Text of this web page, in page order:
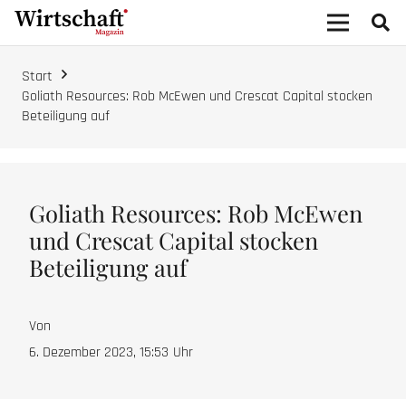
Start
Goliath Resources: Rob McEwen und Crescat Capital stocken
Beteiligung auf
Goliath Resources: Rob McEwen
und Crescat Capital stocken
Beteiligung auf
Von
6. Dezember 2023, 15:53 Uhr